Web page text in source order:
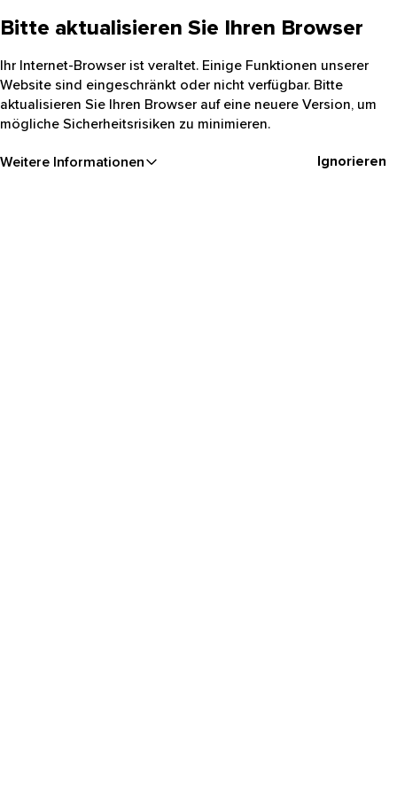
Bitte aktualisieren Sie Ihren Browser
Ihr Internet-Browser ist veraltet. Einige Funktionen unserer
Website sind eingeschränkt oder nicht verfügbar. Bitte
aktualisieren Sie Ihren Browser auf eine neuere Version, um
mögliche Sicherheitsrisiken zu minimieren.
Weitere Informationen Ignorieren